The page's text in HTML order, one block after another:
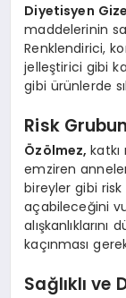
Diyetisyen
maddelerinin
Renklendirici,
jelleştirici gibi
gibi ürünlerde
Risk
Özölmez,
emziren
bireyler gibi risk
açabileceğini
kaçınması
Sağlıklı ve